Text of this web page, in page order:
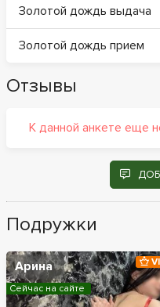
Золотой дождь выдача
Золотой дождь прием
Отзывы
К данной анкете еще
Подружки
Арина
Сейчас на сайте